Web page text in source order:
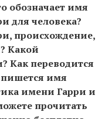
обозначает имя
для человека?
происхождение,
Какой
Как переводится
имя
имени Гарри и
прочитать